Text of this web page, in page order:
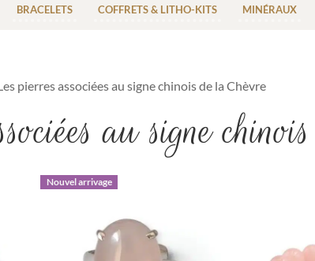
BRACELETS COFFRETS & LITHO-KITS MINÉRAUX
pierres associées au signe chinois de la Chèvre
au signe
Nouvel arrivage